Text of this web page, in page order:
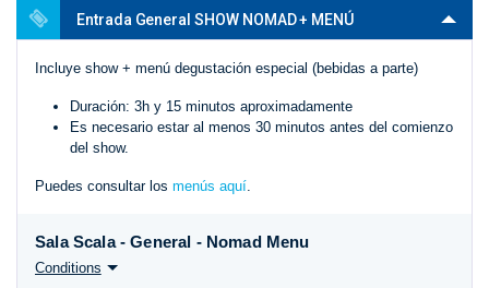
Entrada General SHOW NOMAD + MENÚ
Incluye show + menú degustación especial (bebidas a parte)
Duración: 3h y 15 minutos aproximadamente
Es necesario estar al menos 30 minutos antes del comienzo
del show.
Puedes consultar los menús aquí
Sala Scala - General - Nomad Menu
Conditions